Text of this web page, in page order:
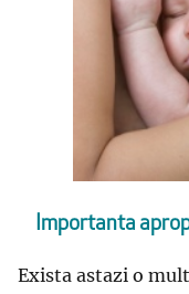
Importanta
Exista astazi o